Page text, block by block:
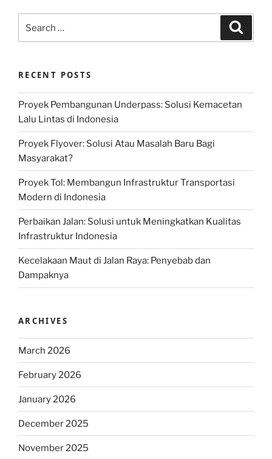
for:
RECENT POSTS
Proyek Pembangunan Underpass: Solusi Kemacetan
Lalu Lintas di Indonesia
Proyek Flyover: Solusi Atau Masalah Baru Bagi
Masyarakat?
Proyek Tol: Membangun Infrastruktur Transportasi
Modern di Indonesia
Perbaikan Jalan: Solusi untuk Meningkatkan Kualitas
Infrastruktur Indonesia
Kecelakaan Maut di Jalan Raya: Penyebab dan
Dampaknya
ARCHIVES
March 2026
February 2026
January 2026
December 2025
November 2025